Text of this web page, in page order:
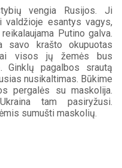
vengia Rusijos. Ji
valdžioje esantys vagys,
Putino galva.
savo krašto okupuotas
visos jų žemės bus
Ginklų pagalbos srautą
nusikaltimas. Būkime
pergalės su maskolija.
tam pasiryžusi.
sumušti maskolių.